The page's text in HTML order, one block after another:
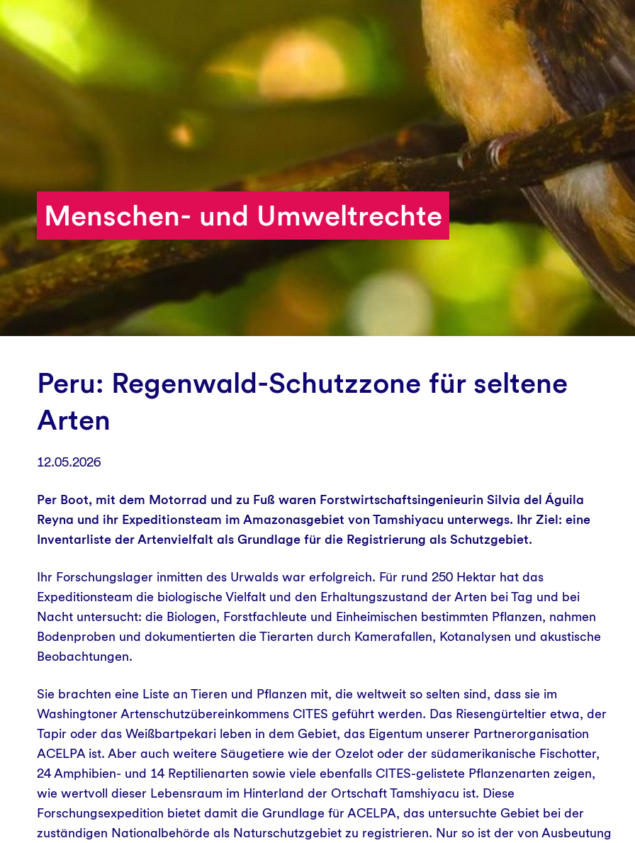
Kontakt und Anfahrt
Schenken wirkt.
Menschen- und Umweltrechte
Peru: Regenwald-Schutzzone für seltene
Arten
12.05.2026
Per Boot, mit dem Motorrad und zu Fuß waren Forstwirtschaftsingenieurin Silvia del Águila
Reyna und ihr Expeditionsteam im Amazonasgebiet von Tamshiyacu unterwegs. Ihr Ziel: eine
Inventarliste der Artenvielfalt als Grundlage für die Registrierung als Schutzgebiet.
Ihr Forschungslager inmitten des Urwalds war erfolgreich. Für rund 250 Hektar hat das
Expeditionsteam die biologische Vielfalt und den Erhaltungszustand der Arten bei Tag und bei
Nacht untersucht: die Biologen, Forstfachleute und Einheimischen bestimmten Pflanzen, nahmen
Bodenproben und dokumentierten die Tierarten durch Kamerafallen, Kotanalysen und akustische
Beobachtungen.
Sie brachten eine Liste an Tieren und Pflanzen mit, die weltweit so selten sind, dass sie im
Washingtoner Artenschutzübereinkommens CITES geführt werden. Das Riesengürteltier etwa, der
Tapir oder das Weißbartpekari leben in dem Gebiet, das Eigentum unserer Partnerorganisation
ACELPA ist. Aber auch weitere Säugetiere wie der Ozelot oder der südamerikanische Fischotter,
24 Amphibien- und 14 Reptilienarten sowie viele ebenfalls CITES-gelistete Pflanzenarten zeigen,
wie wertvoll dieser Lebensraum im Hinterland der Ortschaft Tamshiyacu ist. Diese
Forschungsexpedition bietet damit die Grundlage für ACELPA, das untersuchte Gebiet bei der
zuständigen Nationalbehörde als Naturschutzgebiet zu registrieren. Nur so ist der von Ausbeutung